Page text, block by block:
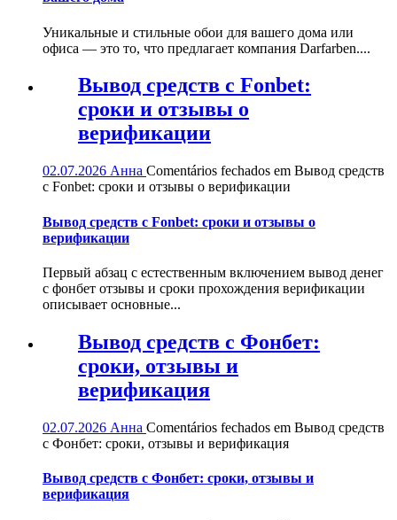
Уникальные и стильные обои для вашего дома или
офиса — это то, что предлагает компания Darfarben....
Вывод средств с Fonbet:
сроки и отзывы о
верификации
02.07.2026 Анна Comentários fechados em Вывод средств
с Fonbet: сроки и отзывы о верификации
Вывод средств с Fonbet: сроки и отзывы о
верификации
Первый абзац с естественным включением вывод денег
с фонбет отзывы и сроки прохождения верификации
описывает основные...
Вывод средств с Фонбет:
сроки, отзывы и
верификация
02.07.2026 Анна Comentários fechados em Вывод средств
с Фонбет: сроки, отзывы и верификация
Вывод средств с Фонбет: сроки, отзывы и
верификация